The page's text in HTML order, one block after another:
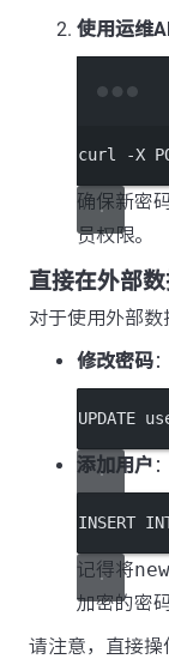
使用运维
curl -X
确保新密
员权限。
直接在外部
对于使用外部数
修改密码：
UPDATE
添加用户 ：
INSERT
记得将
加密的密码
请注意，直接操